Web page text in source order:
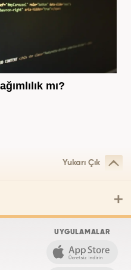
mı?
Yukarı Çık
UYGULAMALAR